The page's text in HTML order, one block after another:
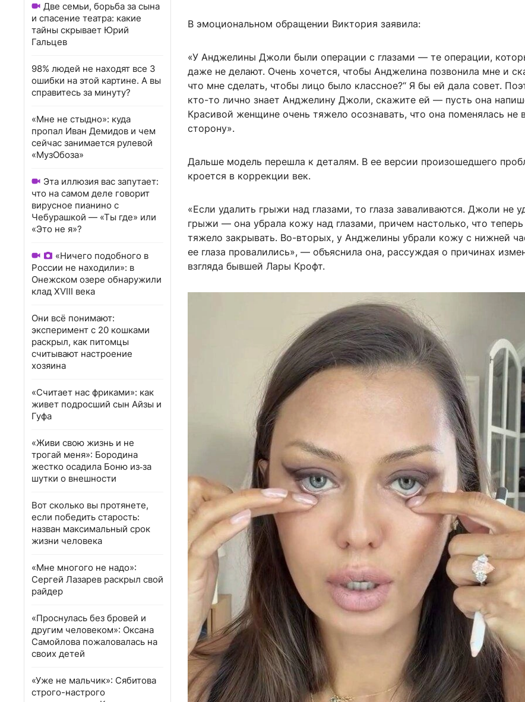
Две семьи, борьба за сына
и спасение театра: какие
тайны скрывает Юрий
Гальцев
98% людей не находят все 3
ошибки на этой картине. А вы
справитесь за минуту?
«Мне не стыдно»: куда
пропал Иван Демидов и чем
сейчас занимается рулевой
«МузОбоза»
Эта иллюзия вас запутает:
что на самом деле говорит
вирусное пианино с
Чебурашкой — «Ты где» или
«Это не я»?
«Ничего подобного в
России не находили»: в
Онежском озере обнаружили
клад XVIII века
Они всё понимают:
эксперимент с 20 кошками
раскрыл, как питомцы
считывают настроение
хозяина
«Считает нас фриками»: как
живет подросший сын Айзы и
Гуфа
«Живи свою жизнь и не
трогай меня»: Бородина
жестко осадила Боню из‑за
шутки о внешности
Вот сколько вы протянете,
если победить старость:
назван максимальный срок
жизни человека
«Мне многого не надо»:
Сергей Лазарев раскрыл свой
райдер
«Проснулась без бровей и
другим человеком»: Оксана
Самойлова пожаловалась на
своих детей
«Уже не мальчик»: Сябитова
строго-настрого
В эмоциональном обращении Виктория заявила:
«У Анджелины Джоли были операции с глазами — те операции,
даже не делают. Очень хочется, чтобы Анджелина позвонила мне и
что мне сделать, чтобы лицо было классное?“ Я бы ей дала совет.
кто-то лично знает Анджелину Джоли, скажите ей — пусть она
Красивой женщине очень тяжело осознавать, что она поменялась не
сторону».
Дальше модель перешла к деталям. В ее версии произошедшего
кроется в коррекции век.
«Если удалить грыжи над глазами, то глаза заваливаются. Джоли не
грыжи — она убрала кожу над глазами, причем настолько, что теперь
тяжело закрывать. Во-вторых, у Анджелины убрали кожу с нижней
ее глаза провалились», — объяснила она, рассуждая о причинах
взгляда бывшей Лары Крофт.